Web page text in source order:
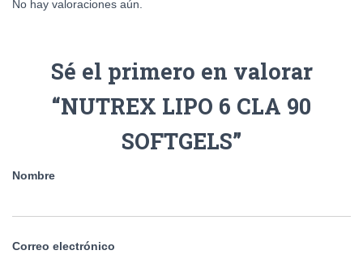
No hay valoraciones aún.
Sé el primero en valorar
“NUTREX LIPO 6 CLA 90
SOFTGELS”
Nombre
Correo electrónico